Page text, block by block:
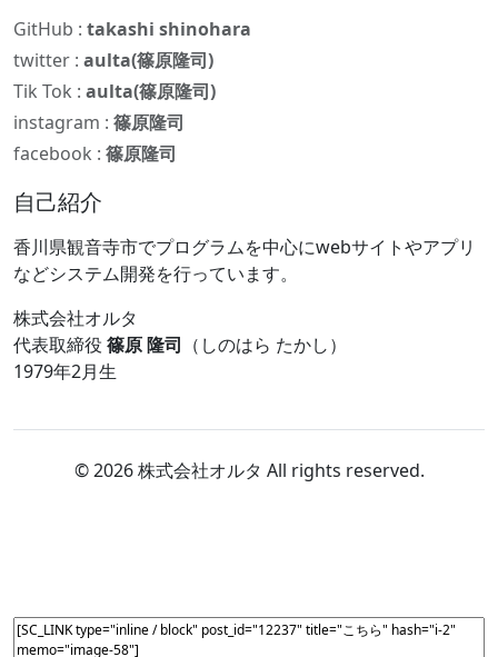
GitHub : takashi shinohara
twitter : aulta(篠原隆司)
Tik Tok : aulta(篠原隆司)
instagram : 篠原隆司
facebook : 篠原隆司
自己紹介
香川県観音寺市でプログラムを中心にwebサイトやアプリ
などシステム開発を行っています。
株式会社オルタ
代表取締役 篠原 隆司 （しのはら たかし）
1979年2月生
© 2026 株式会社オルタ All rights reserved.